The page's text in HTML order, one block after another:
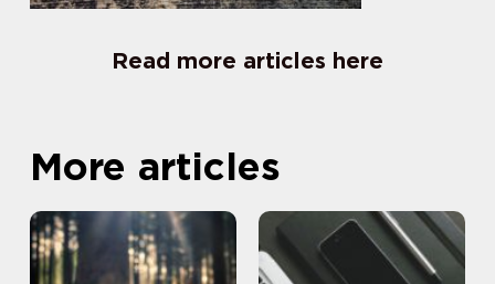
Read more articles here
More articles